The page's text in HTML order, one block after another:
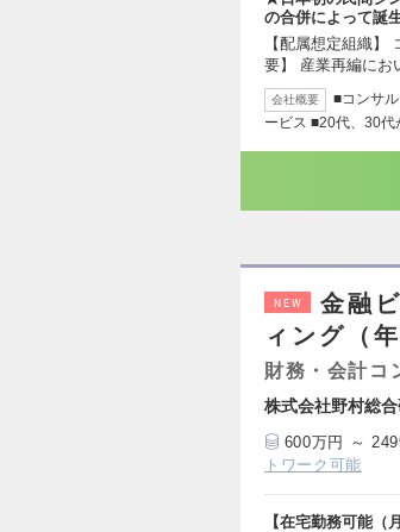
の合併によって誕
【配属想定組織
要】 産業再編にお
会社概要
■コンサ
ービス ■20代、30
NEW
金融
ィング（
財務・会計コ
株式会社野村総
600万円 ～
トワーク可能
【在宅勤務可能